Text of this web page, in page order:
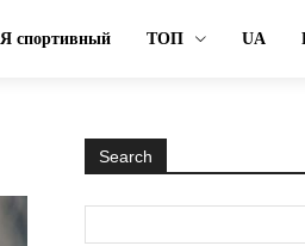
Я спортивный ТОП UA
Search